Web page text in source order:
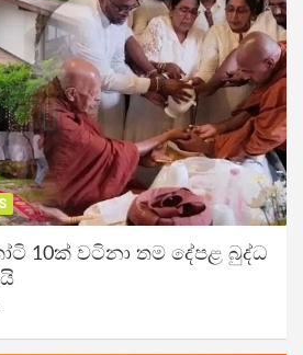
10ක් වටිනා තම දේපළ බුද්ධ